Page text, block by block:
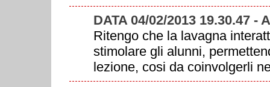
DATA 04/02/2013 19.30.47 -
Ritengo che la lavagna
stimolare gli alunni,
lezione, cosi da coinvolgerli